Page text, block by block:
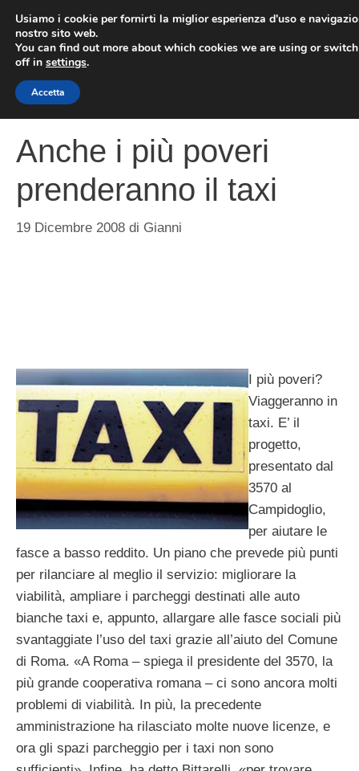
contenuto
Anche i più poveri
prenderanno il taxi
19 Dicembre 2008 di Gianni
I più poveri?
Viaggeranno in
taxi. E’ il
progetto,
presentato dal
3570 al
Campidoglio,
per aiutare le
fasce a basso reddito. Un piano che prevede più punti
per rilanciare al meglio il servizio: migliorare la
viabilità, ampliare i parcheggi destinati alle auto
bianche taxi e, appunto, allargare alle fasce sociali più
svantaggiate l’uso del taxi grazie all’aiuto del Comune
di Roma. «A Roma – spiega il presidente del 3570, la
più grande cooperativa romana – ci sono ancora molti
problemi di viabilità. In più, la precedente
amministrazione ha rilasciato molte nuove licenze, e
ora gli spazi parcheggio per i taxi non sono
Usiamo i cookie per fornirti la miglior esperienza d'uso e
nostro sito web.
You can find out more about which cookies we are using or
off in settings.
Accetta